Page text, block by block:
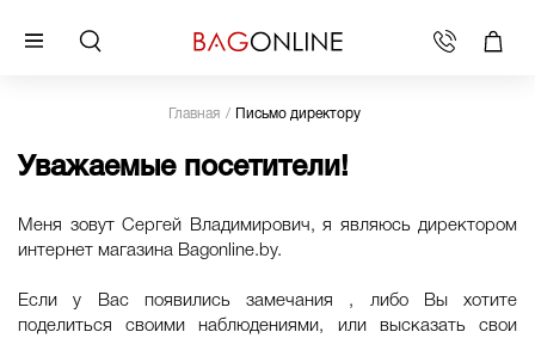
Главная Письмо директору
Уважаемые посетители!
Меня зовут Сергей Владимирович, я являюсь директором
интернет магазина Bagonline.by.
Если у Вас появились замечания , либо Вы хотите
поделиться своими наблюдениями, или высказать свои